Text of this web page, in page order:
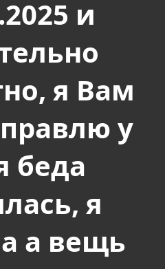
и
я Вам
у
беда
я
а вещь